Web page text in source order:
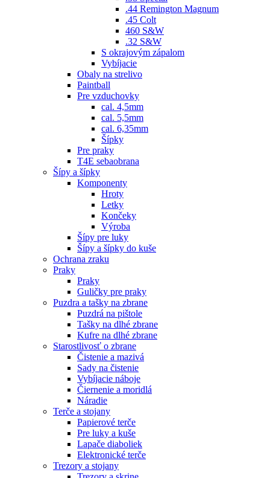
.44 Remington Magnum
.45 Colt
460 S&W
.32 S&W
S okrajovým zápalom
Vybíjacie
Obaly na strelivo
Paintball
Pre vzduchovky
cal. 4,5mm
cal. 5,5mm
cal. 6,35mm
Šípky
Pre praky
T4E sebaobrana
Šípy a šípky
Komponenty
Hroty
Letky
Končeky
Výroba
Šípy pre luky
Šípy a šípky do kuše
Ochrana zraku
Praky
Praky
Guličky pre praky
Puzdra a tašky na zbrane
Puzdrá na pištole
Tašky na dlhé zbrane
Kufre na dlhé zbrane
Starostlivosť o zbrane
Čistenie a mazivá
Sady na čistenie
Vybíjacie náboje
Čiernenie a moridlá
Náradie
Terče a stojany
Papierové terče
Pre luky a kuše
Lapače diaboliek
Elektronické terče
Trezory a stojany